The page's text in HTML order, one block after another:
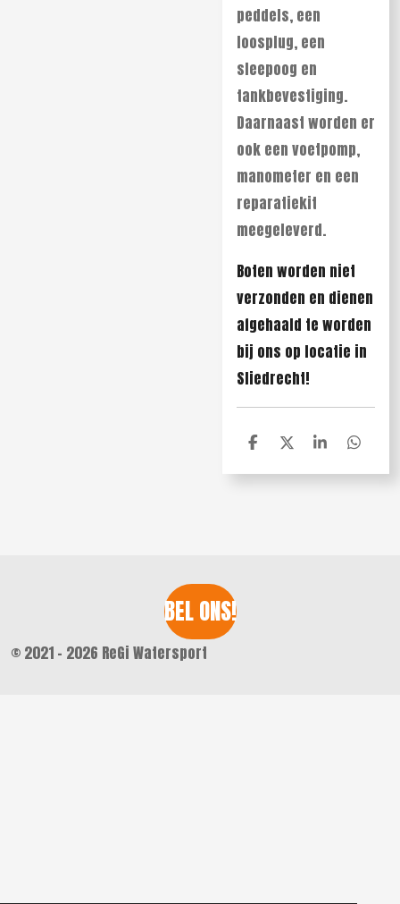
peddels, een
loosplug, een
sleepoog en
tankbevestiging.
Daarnaast worden er
ook een voetpomp,
manometer en een
reparatiekit
meegeleverd.
Boten worden niet
verzonden en dienen
afgehaald te worden
bij ons op locatie in
Sliedrecht!
D
l
D
e
S
a
D
l
BEL ONS!
© 2021 - 2026 ReGi Watersport